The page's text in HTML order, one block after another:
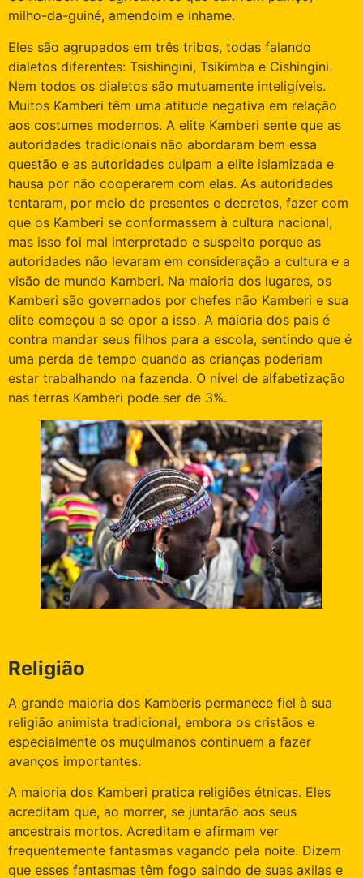
milho-da-guiné, amendoim e inhame.
Eles são agrupados em três tribos, todas falando
dialetos diferentes: Tsishingini, Tsikimba e Cishingini.
Nem todos os dialetos são mutuamente inteligíveis.
Muitos Kamberi têm uma atitude negativa em relação
aos costumes modernos. A elite Kamberi sente que as
autoridades tradicionais não abordaram bem essa
questão e as autoridades culpam a elite islamizada e
hausa por não cooperarem com elas. As autoridades
tentaram, por meio de presentes e decretos, fazer com
que os Kamberi se conformassem à cultura nacional,
mas isso foi mal interpretado e suspeito porque as
autoridades não levaram em consideração a cultura e a
visão de mundo Kamberi. Na maioria dos lugares, os
Kamberi são governados por chefes não Kamberi e sua
elite começou a se opor a isso. A maioria dos pais é
contra mandar seus filhos para a escola, sentindo que é
uma perda de tempo quando as crianças poderiam
estar trabalhando na fazenda. O nível de alfabetização
nas terras Kamberi pode ser de 3%.
Religião
A grande maioria dos Kamberis permanece fiel à sua
religião animista tradicional, embora os cristãos e
especialmente os muçulmanos continuem a fazer
avanços importantes.
A maioria dos Kamberi pratica religiões étnicas. Eles
acreditam que, ao morrer, se juntarão aos seus
ancestrais mortos. Acreditam e afirmam ver
frequentemente fantasmas vagando pela noite. Dizem
que esses fantasmas têm fogo saindo de suas axilas e